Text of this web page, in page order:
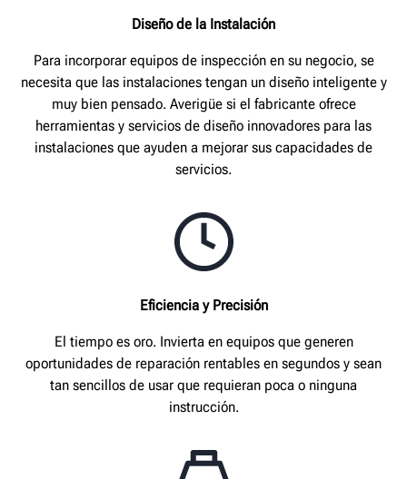
Diseño de la Instalación
Para incorporar equipos de inspección en su negocio, se
necesita que las instalaciones tengan un diseño inteligente y
muy bien pensado. Averigüe si el fabricante ofrece
herramientas y servicios de diseño innovadores para las
instalaciones que ayuden a mejorar sus capacidades de
servicios.
Eficiencia y Precisión
El tiempo es oro. Invierta en equipos que generen
oportunidades de reparación rentables en segundos y sean
tan sencillos de usar que requieran poca o ninguna
instrucción.